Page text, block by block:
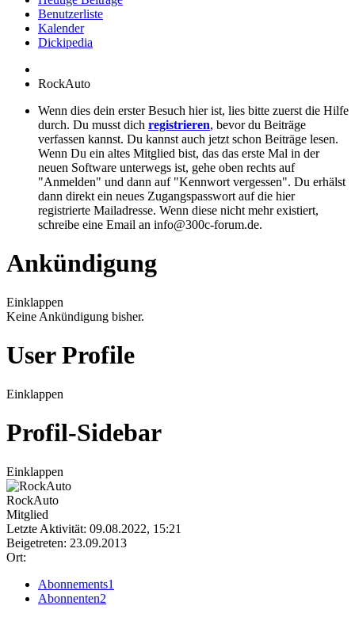
Benutzerliste
Kalender
Dickipedia
RockAuto
Wenn dies dein erster Besuch hier ist, lies bitte zuerst die Hilfe
durch. Du musst dich registrieren, bevor du Beiträge
verfassen kannst. Du kannst auch jetzt schon Beiträge lesen.
Wenn Du ein altes Mitglied bist, das das erste Mal in der
neuen Software unterwegs ist, gehe oben rechts auf
"Anmelden" und dann auf "Kennwort vergessen". Du erhälst
dann direkt ein neues Zugangspasswort auf die hier
registrierte Mailadresse. Wenn diese nicht mehr existiert,
schreibe eine Email an info@300c-forum.de.
Ankündigung
Einklappen
Keine Ankündigung bisher.
User Profile
Einklappen
Profil-Sidebar
Einklappen
RockAuto
Mitglied
Letzte Aktivität: 09.08.2022, 15:21
Beigetreten: 23.09.2013
Ort:
Abonnements1
Abonnenten2